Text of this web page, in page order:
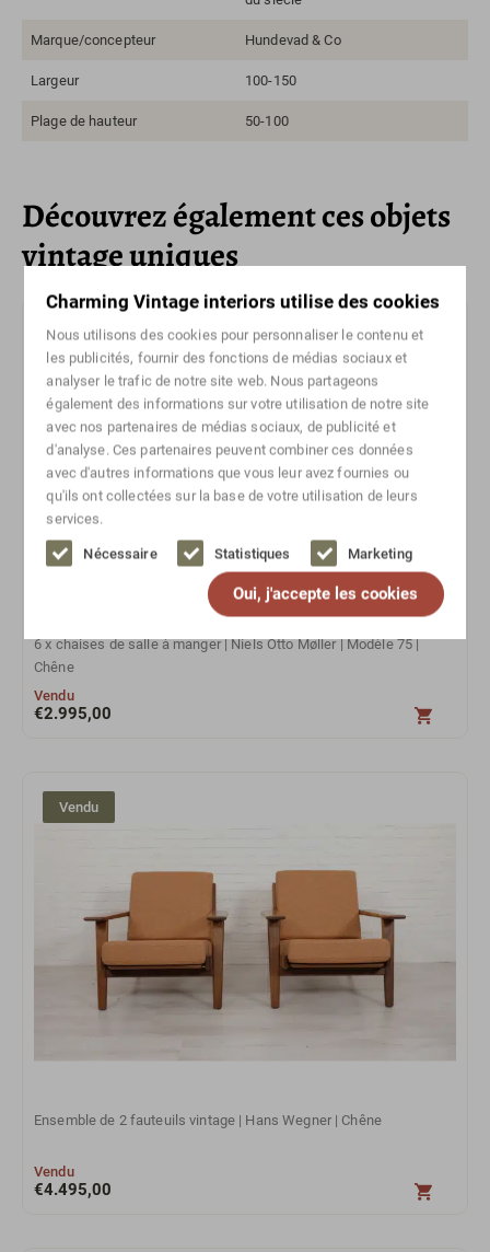
Charming Vintage interiors utilise des cookies
Nous utilisons des cookies pour personnaliser le contenu et
les publicités, fournir des fonctions de médias sociaux et
analyser le trafic de notre site web. Nous partageons
également des informations sur votre utilisation de notre site
avec nos partenaires de médias sociaux, de publicité et
d'analyse. Ces partenaires peuvent combiner ces données
avec d'autres informations que vous leur avez fournies ou
qu'ils ont collectées sur la base de votre utilisation de leurs
services.
Nécessaire Statistiques Marketing
Oui, j'accepte les cookies
Marque/concepteur Hundevad & Co
Largeur 100-150
Plage de hauteur 50-100
Découvrez également ces objets
vintage uniques
Vendu
6 x chaises de salle à manger | Niels Otto Møller | Modèle 75 |
Chêne
Vendu
€2.995,00
Vendu
Ensemble de 2 fauteuils vintage | Hans Wegner | Chêne
Vendu
€4.495,00